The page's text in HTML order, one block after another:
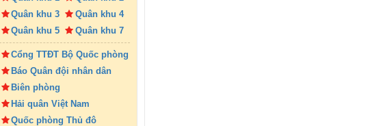
Quân khu 3
Quân khu 4
Quân khu 5
Quân khu 7
Cổng TTĐT Bộ Quốc phòng
Báo Quân đội nhân dân
Biên phòng
Hải quân Việt Nam
Quốc phòng Thủ đô